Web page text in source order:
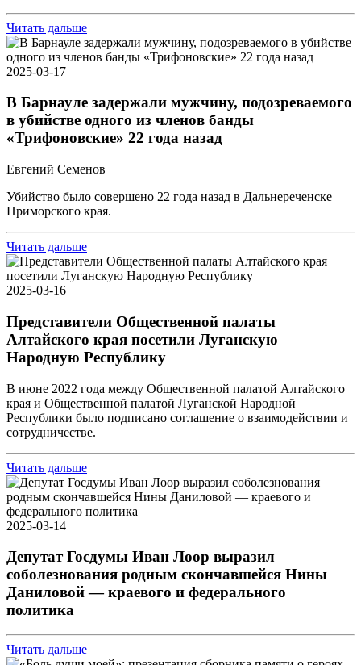
Читать дальше
2025-03-17
В Барнауле задержали мужчину, подозреваемого
в убийстве одного из членов банды
«Трифоновские» 22 года назад
Евгений Семенов
Убийство было совершено 22 года назад в Дальнереченске
Приморского края.
Читать дальше
2025-03-16
Представители Общественной палаты
Алтайского края посетили Луганскую
Народную Республику
В июне 2022 года между Общественной палатой Алтайского
края и Общественной палатой Луганской Народной
Республики было подписано соглашение о взаимодействии и
сотрудничестве.
Читать дальше
2025-03-14
Депутат Госдумы Иван Лоор выразил
соболезнования родным скончавшейся Нины
Даниловой — краевого и федерального
политика
Читать дальше